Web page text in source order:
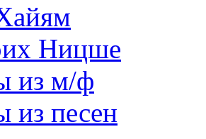
Ницше
из м/ф
из песен